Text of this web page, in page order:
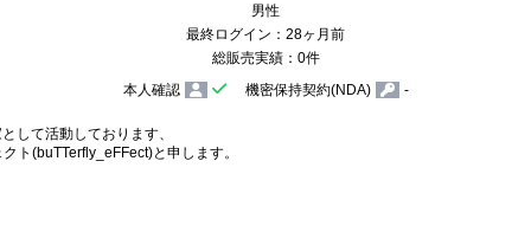
男性
最終ログイン：28ヶ月前
総販売実績：0件
本人確認
機密保持契約(NDA) -
して活動しております、
ト(buTTerfly_eFFect)と申します。